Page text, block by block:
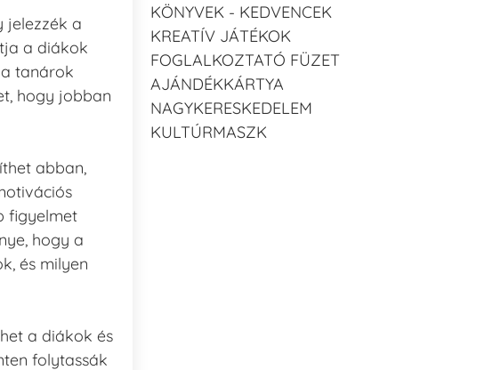
jelezzék a
a diákok
tanárok
hogy jobban
abban,
figyelmet
hogy a
és milyen
a diákok és
folytassák
KÖNYVEK - KEDVENCEK
KREATÍV JÁTÉKOK
FOGLALKOZTATÓ FÜZET
AJÁNDÉKKÁRTYA
NAGYKERESKEDELEM
KULTÚRMASZK